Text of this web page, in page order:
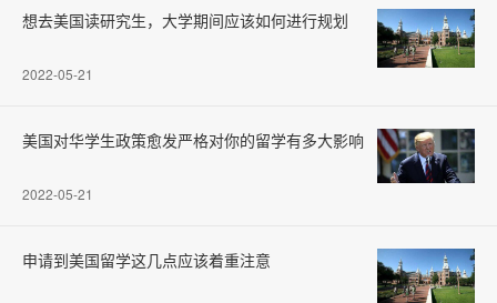
想去美国读研究生，大学期间应该如何进行规划
2022-05-21
美国对华学生政策愈发严格对你的留学有多大影响
2022-05-21
申请到美国留学这几点应该着重注意